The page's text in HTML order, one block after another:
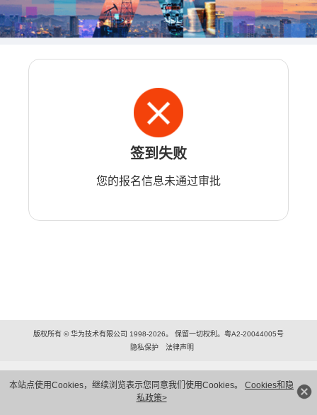
本站点使用Cookies，继续浏览表示您同意我们使用Cookies。 Cookies和隐
私政策>
签到失败
您的报名信息未通过审批
版权所有 © 华为技术有限公司 1998-2026。 保留一切权利。粤A2-20044005号
隐私保护
法律声明